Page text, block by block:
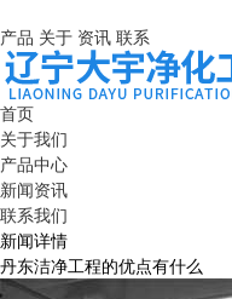
产品 关于 资讯 联系
首页
关于我们
产品中心
新闻资讯
联系我们
新闻详情
丹东洁净工程的优点有什么